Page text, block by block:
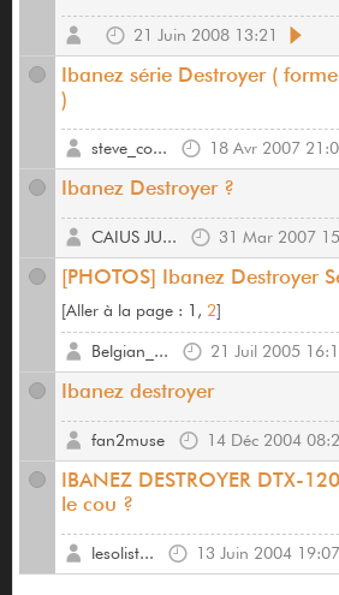
21 Juin 2008 13:21
Ibanez série Destroyer (
)
18 Avr 2007
steve_co...
Ibanez Destroyer ?
31 Mar 2007
CAIUS JU...
[PHOTOS] Ibanez Destroyer
[Aller à la page : 1, 2]
21 Juil 2005
Belgian_...
Ibanez destroyer
14 Déc 2004
fan2muse
IBANEZ DESTROYER DTX-
le cou ?
13 Juin 2004 19:07
lesolist...